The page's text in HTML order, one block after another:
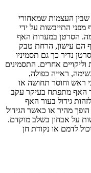
העצמות שמאחורי
התייבשות על ידי
הסרטן במערות האף
הם עישון, הרחת טבק
נדיר כך גם תסמיניו
אחרים. התסמינים
ראייה כפולה,
ראש וחוסר תחושה או
האף מתפתח בעיקר עקב
גידול בעור האף
מהיר או כאשר הגידול
על אבחון בשלב מוקדם.
לדמם או נקודת חן